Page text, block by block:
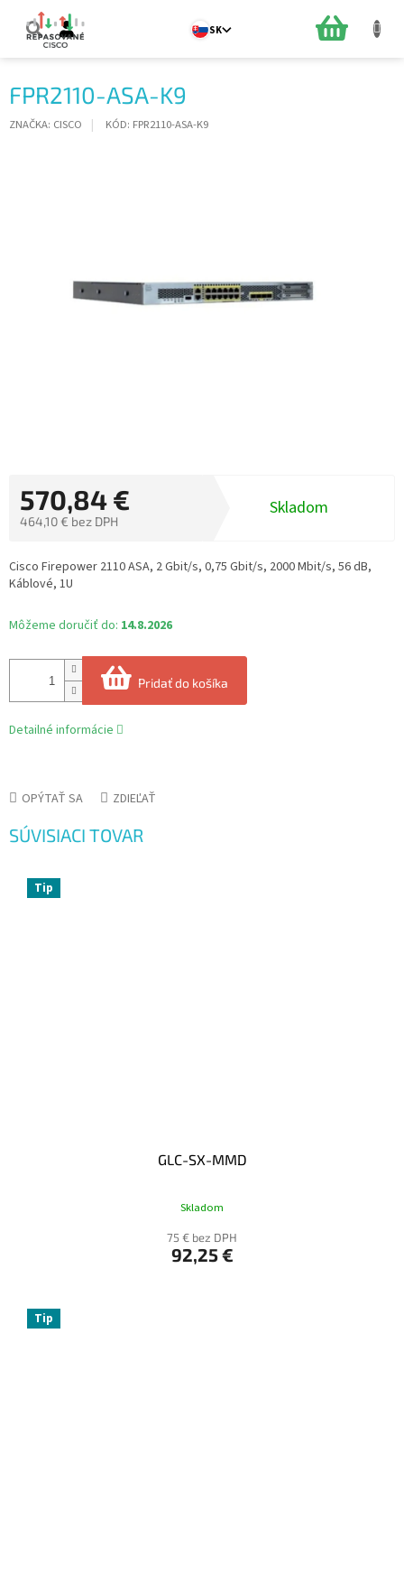
obsah
SK
FPR2110-ASA-K9
ZNAČKA: CISCO KÓD: FPR2110-ASA-K9
570,84 €
464,10 € bez DPH
cena:
Skladom
Môžeme doručiť do: 14.8.2026
Pridať do košíka
Cisco Firepower 2110 ASA, 2 Gbit/s, 0,75 Gbit/s, 2000 Mbit/s, 56 dB,
Káblové, 1U
Detailné informácie
OPÝTAŤ SA ZDIEĽAŤ
SÚVISIACI TOVAR
Tip
GLC-SX-MMD
Skladom
75 € bez DPH
92,25 €
Tip